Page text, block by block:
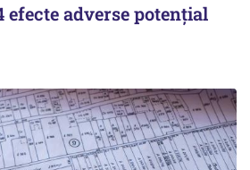
efecte adverse potențial